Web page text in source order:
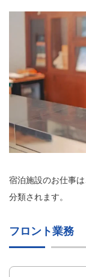
宿泊施設のお仕事
分類されます。
フロント業務